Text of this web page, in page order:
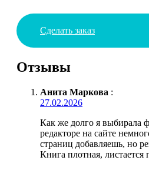
Сделать заказ
Отзывы
Анита Маркова :
27.02.2026
Как же долго я выбирала
редакторе на сайте
страниц добавляешь, но
Книга плотная, листается